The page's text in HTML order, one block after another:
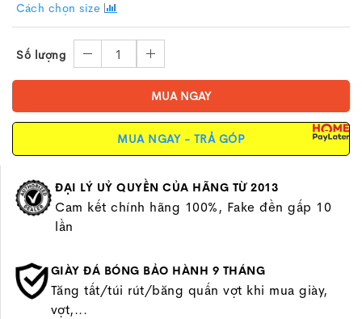
Cách chọn size
Số lượng 1
MUA NGAY
MUA NGAY - TRẢ GÓP
ĐẠI LÝ UỶ QUYỀN CỦA HÃNG TỪ 2013
Cam kết chính hãng 100%, Fake đền gấp 10
lần
GIÀY ĐÁ BÓNG BẢO HÀNH 9 THÁNG
Tăng tất/túi rút/băng quấn vợt khi mua giày,
vợt,...